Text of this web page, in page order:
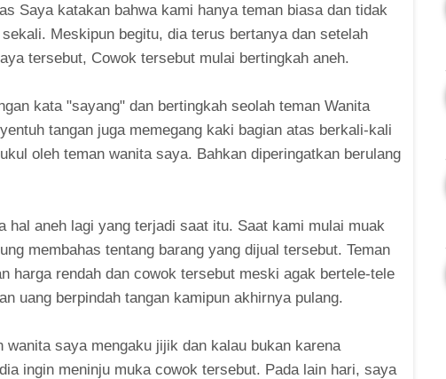
Saya katakan bahwa kami hanya teman biasa dan tidak
Meskipun begitu, dia terus bertanya dan setelah
tersebut, Cowok tersebut mulai bertingkah aneh.
kata "sayang" dan bertingkah seolah teman Wanita
tangan juga memegang kaki bagian atas berkali-kali
oleh teman wanita saya. Bahkan diperingatkan berulang
hal aneh lagi yang terjadi saat itu. Saat kami mulai muak
membahas tentang barang yang dijual tersebut. Teman
harga rendah dan cowok tersebut meski agak bertele-tele
uang berpindah tangan kamipun akhirnya pulang.
wanita saya mengaku jijik dan kalau bukan karena
ingin meninju muka cowok tersebut. Pada lain hari, saya